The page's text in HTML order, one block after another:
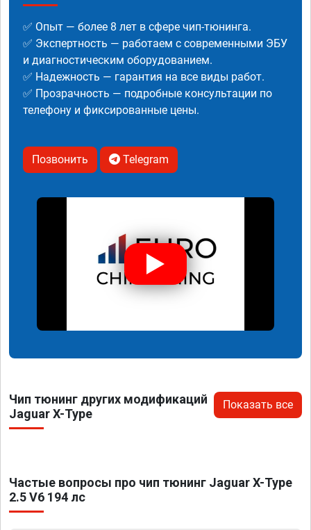
✅ Опыт — более 8 лет в сфере чип-тюнинга.
✅ Экспертность — работаем с современными ЭБУ
и диагностическим оборудованием.
✅ Надежность — гарантия на все виды работ.
✅ Прозрачность — подробные консультации по
телефону и фиксированные цены.
Позвонить Telegram
Чип тюнинг других модификаций
Jaguar X-Type
Показать все
Частые вопросы про чип тюнинг Jaguar X-Type
2.5 V6 194 лс